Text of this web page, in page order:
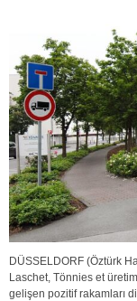
DÜSSELDORF (Öztürk
Laschet, Tönnies et
gelişen pozitif rakamları